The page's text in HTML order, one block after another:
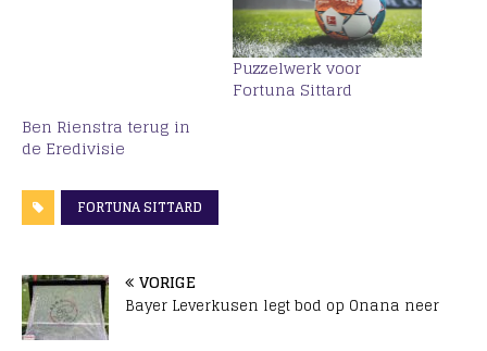
Puzzelwerk voor
Fortuna Sittard
Ben Rienstra terug in
de Eredivisie
FORTUNA SITTARD
VORIGE
Bayer Leverkusen legt bod op Onana neer